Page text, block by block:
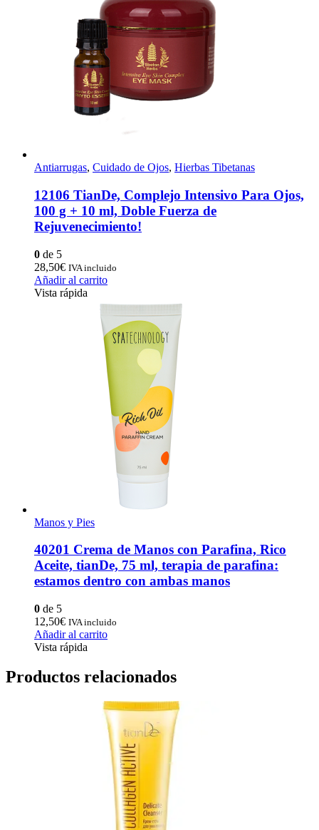
Antiarrugas, Cuidado de Ojos, Hierbas Tibetanas
12106 TianDe, Complejo Intensivo Para Ojos,
100 g + 10 ml, Doble Fuerza de
Rejuvenecimiento!
0 de 5
28,50€ IVA incluido
Añadir al carrito
Vista rápida
Manos y Pies
40201 Crema de Manos con Parafina, Rico
Aceite, tianDe, 75 ml, terapia de parafina:
estamos dentro con ambas manos
0 de 5
12,50€ IVA incluido
Añadir al carrito
Vista rápida
Productos relacionados